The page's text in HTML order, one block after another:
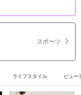
スポーツ
ライフスタイル ビュー